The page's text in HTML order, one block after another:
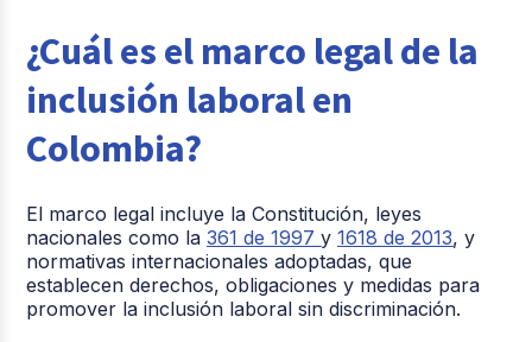
¿Cuál es el marco legal de la
inclusión laboral en
Colombia?
El marco legal incluye la Constitución, leyes
nacionales como la361 de 1997y1618 de 2013, y
normativas internacionales adoptadas, que
establecen derechos, obligaciones y medidas para
promover la inclusión laboral sin discriminación.